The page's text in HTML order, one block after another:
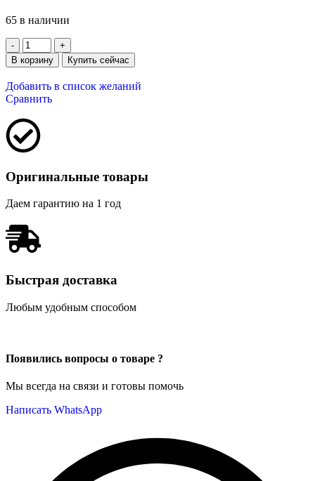
65 в наличии
В корзину Купить сейчас
Добавить в список желаний
Сравнить
Оригинальные товары
Даем гарантию на 1 год
Быстрая доставка
Любым удобным способом
Появились вопросы о товаре ?
Мы всегда на связи и готовы помочь
Написать WhatsApp